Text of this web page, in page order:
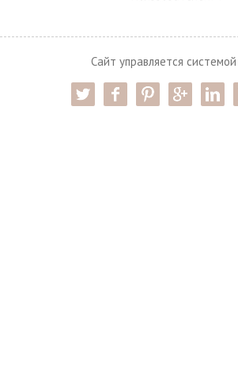
Сайт управляется системой
twitter
facebookpinterestgoogle-